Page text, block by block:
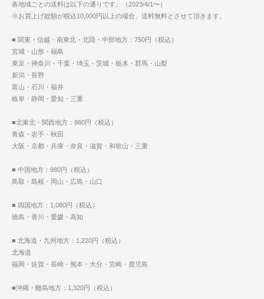
各地域ごとの送料は以下の通りです。（2023/4/1〜）
※お買上げ総額が税込10,000円以上の場合、送料無料とさせて頂きます。
■ 関東・信越・南東北・北陸・中部地方：750円（税込）
宮城・山形・福島
東京・神奈川・千葉・埼玉・茨城・栃木・群馬・山梨
新潟・長野
富山・石川・福井
岐阜・静岡・愛知・三重
■北東北・関西地方：860円（税込）
青森・岩手・秋田
大阪・京都・兵庫・奈良・滋賀・和歌山・三重
■ 中国地方：980円（税込）
鳥取・島根・岡山・広島・山口
■ 四国地方：1,080円（税込）
徳島・香川・愛媛・高知
■ 北海道・九州地方：1,220円（税込）
北海道
福岡・佐賀・長崎・熊本・大分・宮崎・鹿児島
■沖縄・離島地方：1,320円（税込）